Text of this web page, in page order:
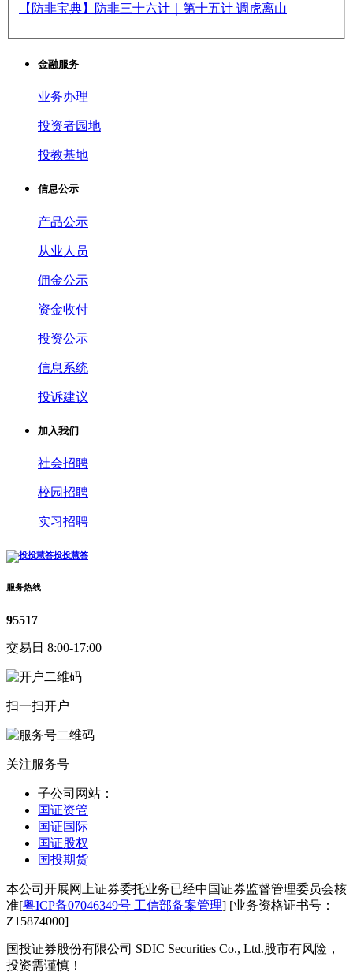
【防非宝典】防非三十六计｜第十五计 调虎离山
金融服务
业务办理
投资者园地
投教基地
信息公示
产品公示
从业人员
佣金公示
资金收付
投资公示
信息系统
投诉建议
加入我们
社会招聘
校园招聘
实习招聘
投投慧答
服务热线
95517
交易日 8:00-17:00
扫一扫开户
关注服务号
子公司网站：
国证资管
国证国际
国证股权
国投期货
本公司开展网上证券委托业务已经中国证券监督管理委员会核
准[粤ICP备07046349号 工信部备案管理] [业务资格证书号：
Z15874000]
国投证券股份有限公司 SDIC Securities Co., Ltd.股市有风险，
投资需谨慎！